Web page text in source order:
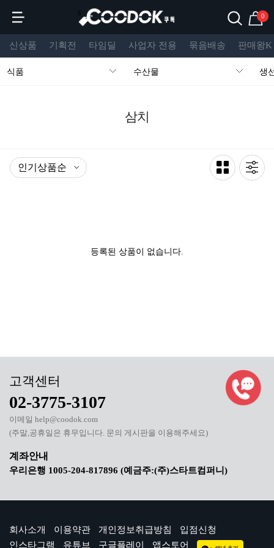
s 0
신상품 기획전 타임딜 사업자 전용 묶음배송 판매왕K
식품 수산물 생
삼치
등록된 상품이 없습니다.
02-3775-3107
이메일 help@coodok.com
(주말,공휴일은 휴무입니다. 문의 게시판을 이용해주세요)
우리은행 1005-204-817896 (예금주:(주)스타트컴퍼니)
회사소개 이용약관 개인정보취급방침
입점신청
인스타그램
유튜브 구글플레이 앱스토어